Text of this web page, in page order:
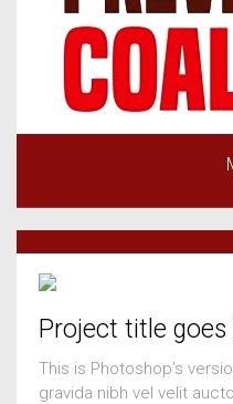
Project title goes
This is Photoshop’s
gravida nibh vel velit